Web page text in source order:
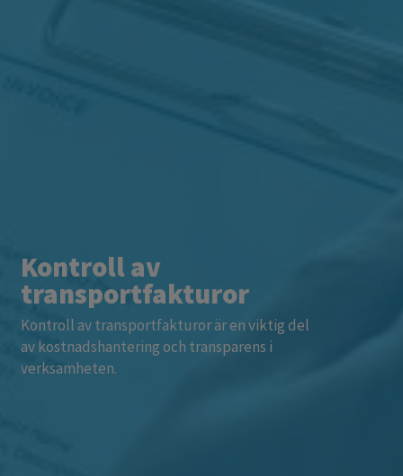
Kontroll av
transportfakturor
Kontroll av transportfakturor är en viktig del
av kostnadshantering och transparens i
verksamheten.